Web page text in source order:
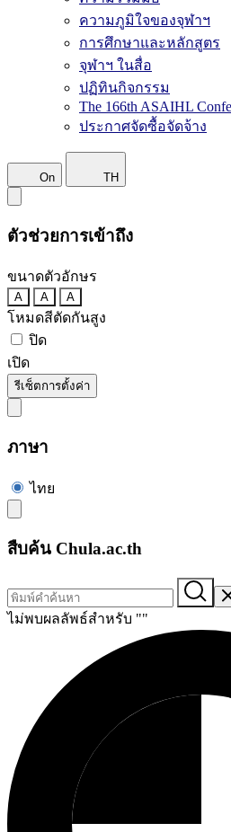
ความภูมิใจของจุฬาฯ
การศึกษาและหลักสูตร
จุฬาฯ ในสื่อ
ปฏิทินกิจกรรม
The 166th ASAIHL
ประกาศจัดซื้อจัดจ้าง
On TH
ตัวช่วยการเข้าถึง
ขนาดตัวอักษร
A A A
โหมดสีตัดกันสูง
ปิด
เปิด
รีเซ็ตการตั้งค่า
ภาษา
ไทย
สืบค้น Chula.ac.th
ไม่พบผลลัพธ์สำหรับ ""